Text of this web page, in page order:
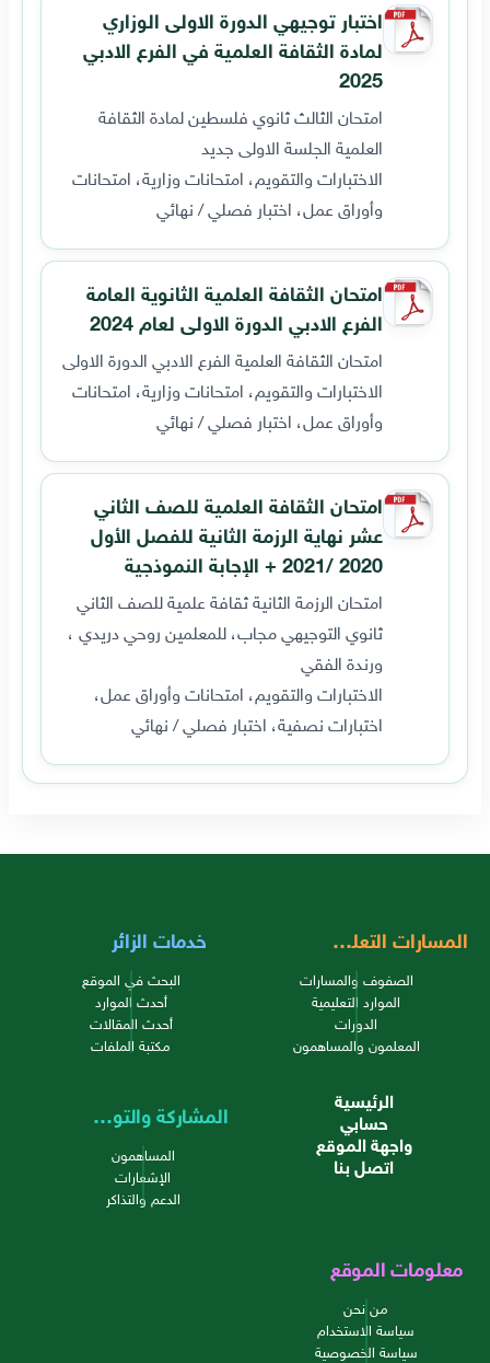
اختبار توجيهي الدورة الاولى الوزاري
لمادة الثقافة العلمية في الفرع الادبي
2025
امتحان الثالث ثانوي فلسطين لمادة الثقافة
العلمية الجلسة الاولى جديد
الاختبارات والتقويم، امتحانات وزارية، امتحانات
وأوراق عمل، اختبار فصلي / نهائي
امتحان الثقافة العلمية الثانوية العامة
الفرع الادبي الدورة الاولى لعام 2024
امتحان الثقافة العلمية الفرع الادبي الدورة الاولى
الاختبارات والتقويم، امتحانات وزارية، امتحانات
وأوراق عمل، اختبار فصلي / نهائي
امتحان الثقافة العلمية للصف الثاني
عشر نهاية الرزمة الثانية للفصل الأول
2020 /2021 + الإجابة النموذجية
امتحان الرزمة الثانية ثقافة علمية للصف الثاني
ثانوي التوجيهي مجاب، للمعلمين روحي دريدي ،
ورندة الفقي
الاختبارات والتقويم، امتحانات وأوراق عمل،
اختبارات نصفية، اختبار فصلي / نهائي
المسارات التعليمية
الصفوف والمسارات
الموارد التعليمية
الدورات
المعلمون والمساهمون
خدمات الزائر
البحث في الموقع
أحدث الموارد
أحدث المقالات
مكتبة الملفات
الرئيسية
حسابي
واجهة الموقع
اتصل بنا
المشاركة والتواصل
المساهمون
الإشعارات
الدعم والتذاكر
معلومات الموقع
من نحن
سياسة الاستخدام
سياسة الخصوصية